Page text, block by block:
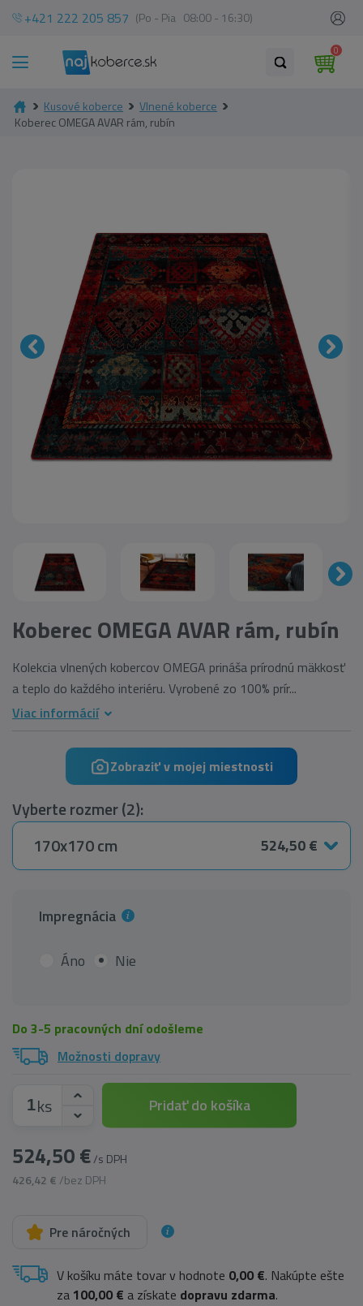
+421 222 205 857 (Po - Pia 08:00 - 16:30)
0
Kusové koberce
Vlnené koberce
Koberec OMEGA AVAR rám, rubín
Koberec OMEGA AVAR rám, rubín
Kolekcia vlnených kobercov OMEGA prináša prírodnú mäkkosť
a teplo do každého interiéru. Vyrobené zo 100% prír...
Viac informácií
Zobraziť v mojej miestnosti
Vyberte rozmer (2):
170x170 cm
524,50 €
Impregnácia
Áno Nie
Do 3-5 pracovných dní odošleme
Možnosti dopravy
ks
524,50 €/s DPH
426,42 € /bez DPH
Pridať do košíka
Pre náročných
V košíku máte tovar v hodnote 0,00 €. Nakúpte ešte
za 100,00 € a získate dopravu zdarma.